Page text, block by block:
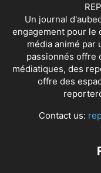
Un journal
engagement pour le
média animé par
passionnés offre
médiatiques, des
offre des
Contact us: